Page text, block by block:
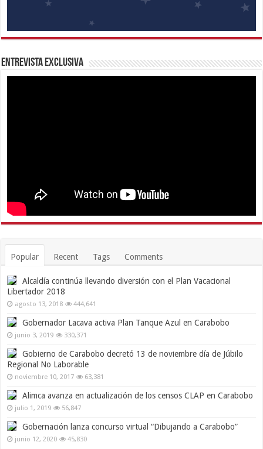
Entrevista Exclusiva
Popular Recent Tags Comments
Alcaldía continúa llevando diversión con el Plan Vacacional
Libertador 2018
agosto 13, 2018 444,641
Gobernador Lacava activa Plan Tanque Azul en Carabobo
junio 3, 2019 330,371
Gobierno de Carabobo decretó 13 de noviembre día de Júbilo
Regional No Laborable
noviembre 10, 2017 63,381
Alimca avanza en actualización de los censos CLAP en Carabobo
julio 1, 2019 56,847
Gobernación lanza concurso virtual “Dibujando a Carabobo”
junio 12, 2020 45,830